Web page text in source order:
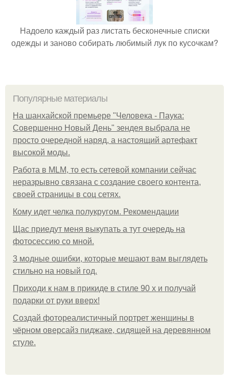
Надоело каждый раз листать бесконечные списки
одежды и заново собирать любимый лук по кусочкам?
Популярные материалы
На шанхайской премьере "Человека - Паука:
Совершенно Новый День" зендея выбрала не
просто очередной наряд, а настоящий артефакт
высокой моды.
Работа в MLM, то есть сетевой компании сейчас
неразрывно связана с создание своего контента,
своей страницы в соц сетях.
Кому идет челка полукругом. Рекомендации
Щас приедут меня выкупать а тут очередь на
фотосессию со мной.
3 модные ошибки, которые мешают вам выглядеть
стильно на новый год.
Приходи к нам в прикиде в стиле 90 х и получай
подарки от руки вверх!
Создай фотореалистичный портрет женщины в
чёрном оверсайз пиджаке, сидящей на деревянном
стуле.